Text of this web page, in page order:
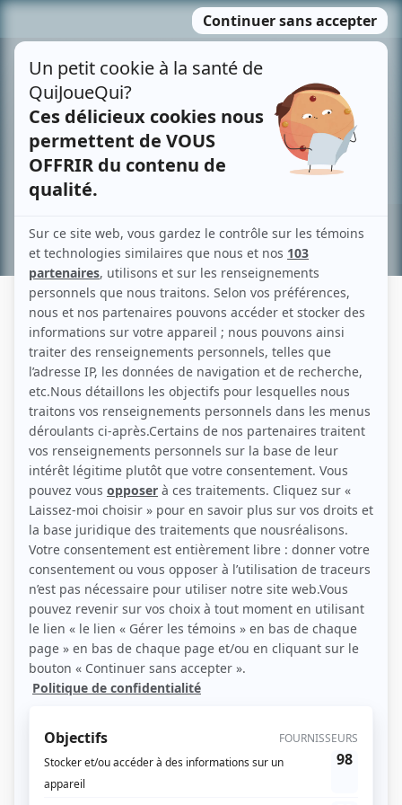
MENU
contenu
Recherche avancée »
PIERRETTE BEAUDOIN
Liens
Fiche de Pierrette Beaudoin sur Showbizz.net
Personnages
Métro boulot dodo(Camérawoman)
Frédéric(La concierge)
Mont-Joye( Mme Bérard)
Le bonheur des autres(Gertrude Robineau)
Autres contributions
ClakAutrice
Les ChiboukisAutrice